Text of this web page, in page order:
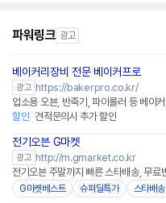
파워링크 광고
베이커리장비 전문 베이커프로
광고 https://bakerpro.co.kr/
업소용 오븐, 반죽기, 파이롤러 등 베이
할인 견적문의시 추가 할인
전기오븐 G마켓
광고 http://m.gmarket.co.kr
전기오븐 주말까지 빠른 스타배송, 무료
G마켓베스트 슈퍼딜특가 스타배송